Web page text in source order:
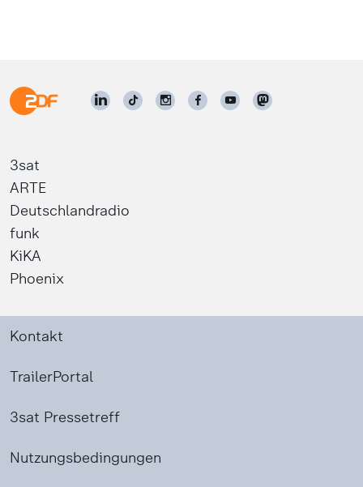
3sat
ARTE
Deutschlandradio
funk
KiKA
Phoenix
Kontakt
TrailerPortal
3sat Pressetreff
Nutzungsbedingungen